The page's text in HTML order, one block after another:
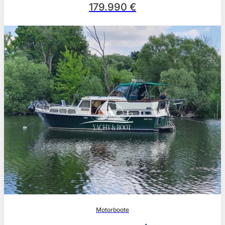
179.990 €
Motorboote